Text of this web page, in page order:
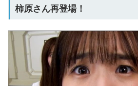
柿原さん再登場！